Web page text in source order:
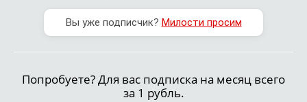
Вы уже подписчик? Милости просим
Попробуете? Для вас подписка на месяц всего
за 1 рубль.